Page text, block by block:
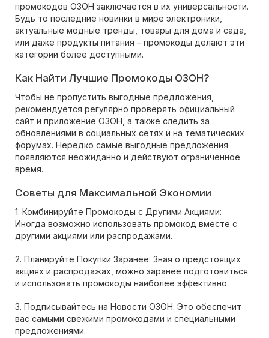
промокодов ОЗОН заключается в их универсальности.
Будь то последние новинки в мире электроники,
актуальные модные тренды, товары для дома и сада,
или даже продукты питания – промокоды делают эти
категории более доступными.
Как Найти Лучшие Промокоды ОЗОН?
Чтобы не пропустить выгодные предложения,
рекомендуется регулярно проверять официальный
сайт и приложение ОЗОН, а также следить за
обновлениями в социальных сетях и на тематических
форумах. Нередко самые выгодные предложения
появляются неожиданно и действуют ограниченное
время.
Советы для Максимальной Экономии
1. Комбинируйте Промокоды с Другими Акциями:
Иногда возможно использовать промокод вместе с
другими акциями или распродажами.
2. Планируйте Покупки Заранее: Зная о предстоящих
акциях и распродажах, можно заранее подготовиться
и использовать промокоды наиболее эффективно.
3. Подписывайтесь на Новости ОЗОН: Это обеспечит
вас самыми свежими промокодами и специальными
предложениями.